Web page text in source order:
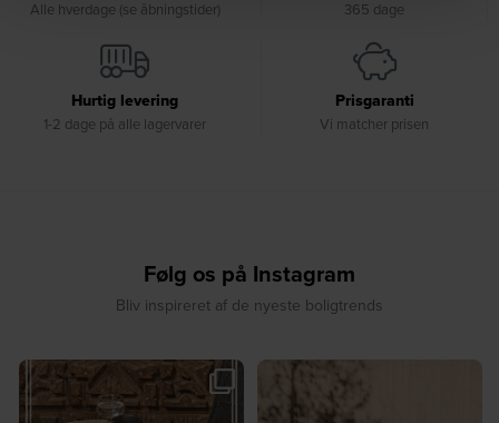
Alle hverdage (se åbningstider) 365 dage
Hurtig levering
1-2 dage på alle lagervarer
Prisgaranti
Vi matcher prisen
Følg os på Instagram
Bliv inspireret af de nyeste boligtrends
🎉 GIVEAWAY 🎉⁠
Vind det stilfulde Sasha...
☀️ Sommerens favorit til terrassen ☀️⁠